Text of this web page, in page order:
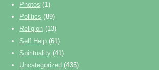
Photos (1)
Politics (89)
Religion (13)
Self Help (61)
Spirituality (41)
Uncategorized (435)